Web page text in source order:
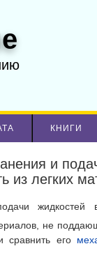
КНИГИ
и
из легких
жидкостей
не
сравнить его